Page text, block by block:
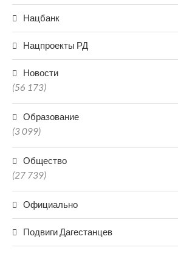
Нацбанк
Нацпроекты РД
Новости
(56 173)
Образование
(3 099)
Общество
(27 739)
Официально
Подвиги Дагестанцев